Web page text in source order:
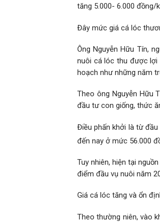
tăng 5.000- 6.000 đồng/
Đây mức giá cá lóc
Ông Nguyễn Hữu Tín,
nuôi cá lóc thu được lợi
hoạch như những năm
Theo ông Nguyễn Hữu
đầu tư con giống, thức
Điều phấn khởi là từ
đến nay ở mức 56.000
Tuy nhiên, hiện tại
điểm đầu vụ nuôi năm
Giá cá lóc tăng và ổn
Theo thường niên, vào